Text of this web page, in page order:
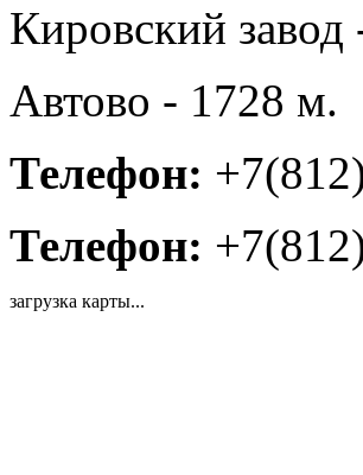
Кировский
Автово - 1728 м.
Телефон:
Телефон:
загрузка карты...